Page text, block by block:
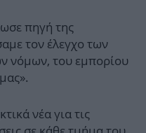
πηγή της
τον έλεγχο των
νόμων, του εμπορίου
νέα για τις